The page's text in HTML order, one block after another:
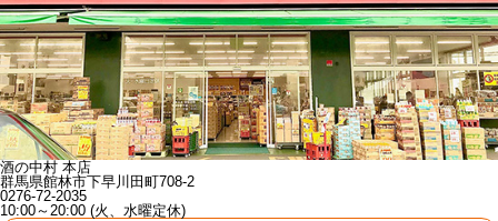
酒の中村 本店
群馬県館林市下早川田町708-2
0276-72-2035
10:00～20:00 (火、水曜定休)